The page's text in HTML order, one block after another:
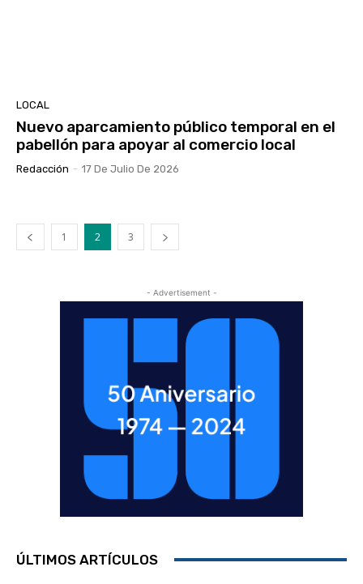
LOCAL
Nuevo aparcamiento público temporal en el
pabellón para apoyar al comercio local
Redacción - 17 De Julio De 2026
1 2 3
- Advertisement -
ÚLTIMOS ARTÍCULOS